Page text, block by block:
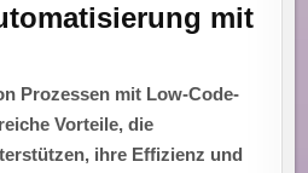
mit
Prozessen mit Low-Code-
Vorteile, die
ihre Effizienz und